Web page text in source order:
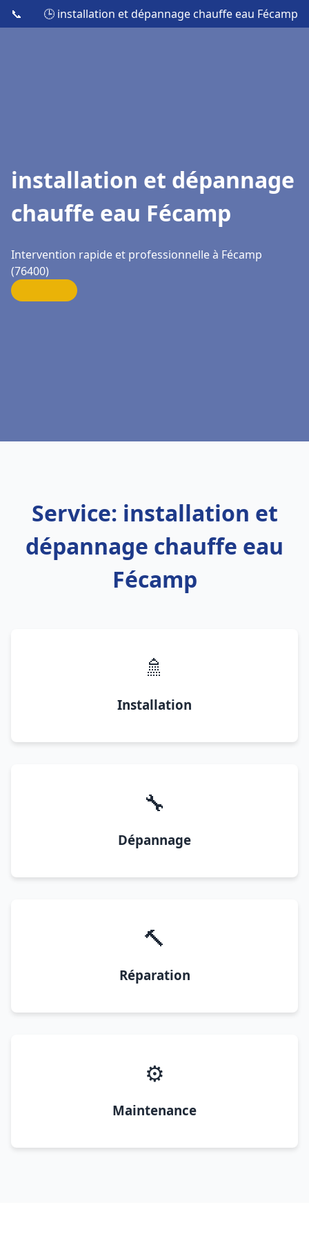
📞 🕒 installation et dépannage chauffe eau Fécamp
installation et dépannage
chauffe eau Fécamp
Intervention rapide et professionnelle à Fécamp
(76400)
Service: installation et
dépannage chauffe eau
Fécamp
🚿
Installation
🔧
Dépannage
🔨
Réparation
⚙️
Maintenance